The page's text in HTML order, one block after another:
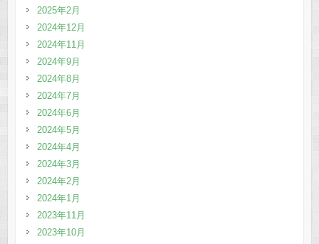
2025年2月
2024年12月
2024年11月
2024年9月
2024年8月
2024年7月
2024年6月
2024年5月
2024年4月
2024年3月
2024年2月
2024年1月
2023年11月
2023年10月